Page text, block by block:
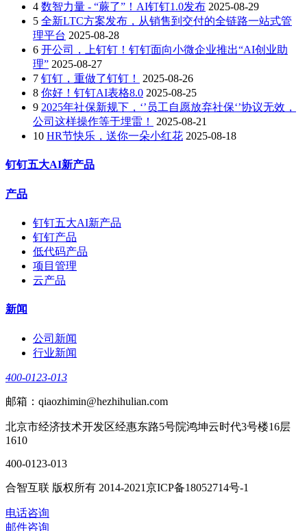
4 数智力量 - “蕨了”！AI钉钉1.0发布 2025-08-29
5 全新LTC方案发布，从销售到交付的全链路一站式管
理平台 2025-08-28
6 开公司，上钉钉！钉钉面向小微企业推出“AI创业助
理” 2025-08-27
7 钉钉，重做了钉钉！
2025-08-26
8 你好！钉钉AI表格8.0 2025-08-25
9 2025年社保新规下，‘’员工自愿放弃社保‘’协议无效，
公司这样操作等于埋雷！
2025-08-21
10 HR节快乐，送你一朵小红花 2025-08-18
钉钉五大AI新产品
产品
钉钉五大AI新产品
钉钉产品
低代码产品
项目管理
云产品
新闻
公司新闻
行业新闻
400-0123-013
邮箱：qiaozhimin@hezhihulian.com
北京市经济技术开发区经惠东路5号院鸿坤云时代3号楼16层
1610
400-0123-013
合智互联 版权所有 2014-2021京ICP备18052714号-1
电话咨询
邮件咨询